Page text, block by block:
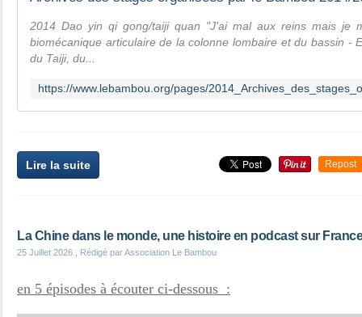
2014 Dao yin qi gong/taiji quan "J'ai mal aux reins mais je
biomécanique articulaire de la colonne lombaire et du bassin -
du Taiji, du...
Lire la suite Repost
La Chine dans le monde, une histoire en podcast sur
25 Juillet 2026 , Rédigé par Association Le Bambou
en 5 épisodes à écouter ci-dessous :